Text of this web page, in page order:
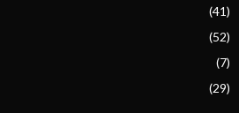
(41)
(52)
(7)
(29)